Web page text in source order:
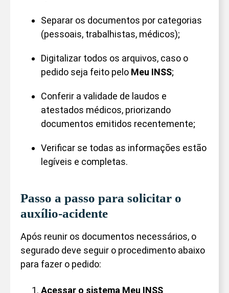
Separar os documentos por categorias
(pessoais, trabalhistas, médicos);
Digitalizar todos os arquivos, caso o
pedido seja feito pelo Meu INSS;
Conferir a validade de laudos e
atestados médicos, priorizando
documentos emitidos recentemente;
Verificar se todas as informações estão
legíveis e completas.
Passo a passo para solicitar o
auxílio-acidente
Após reunir os documentos necessários, o
segurado deve seguir o procedimento abaixo
para fazer o pedido:
Acessar o sistema Meu INSS